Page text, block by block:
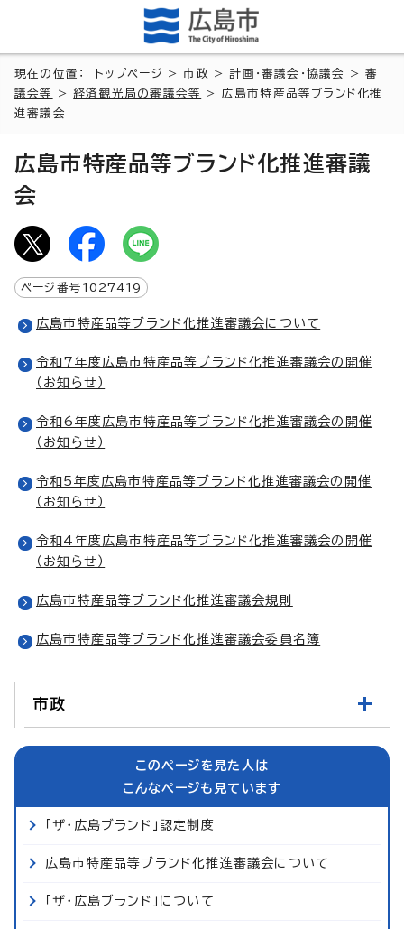
現在の位置： トップページ >市政 >計画・審議会・協議会 >審
議会等
>経済観光局の審議会等
> 広島市特産品等ブランド化推
進審議会
広島市特産品等ブランド化推進審議
会
ページ番号 1027419
広島市特産品等ブランド化推進審議会について
令和7年度広島市特産品等ブランド化推進審議会の開催
（お知らせ）
令和6年度広島市特産品等ブランド化推進審議会の開催
（お知らせ）
令和5年度広島市特産品等ブランド化推進審議会の開催
（お知らせ）
令和4年度広島市特産品等ブランド化推進審議会の開催
（お知らせ）
広島市特産品等ブランド化推進審議会規則
広島市特産品等ブランド化推進審議会委員名簿
市政
このページを見た人は
こんなページも見ています
「ザ・広島ブランド」認定制度
広島市特産品等ブランド化推進審議会について
「ザ・広島ブランド」について